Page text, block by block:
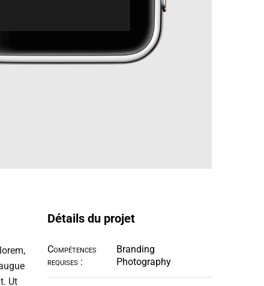
Ut
Détails du projet
Compétences
requises :
Branding
Photography